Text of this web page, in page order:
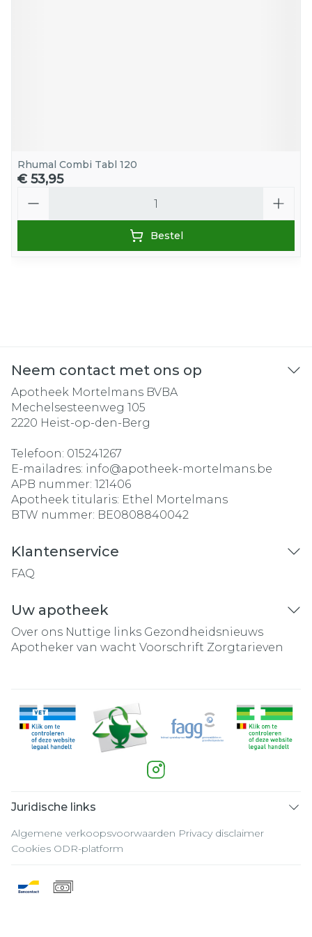
Rhumal Combi Tabl 120
€ 53,95
Bestel
Neem contact met ons op
Apotheek Mortelmans BVBA
Mechelsesteenweg 105
2220 Heist-op-den-Berg
Telefoon: 015241267
E-mailadres: info@apotheek-mortelmans.be
APB nummer: 121406
Apotheek titularis: Ethel Mortelmans
BTW nummer: BE0808840042
Klantenservice
FAQ
Uw apotheek
Over ons Nuttige links Gezondheidsnieuws
Apotheker van wacht Voorschrift Zorgtarieven
Juridische links
Algemene verkoopsvoorwaarden Privacy disclaimer
Cookies ODR-platform